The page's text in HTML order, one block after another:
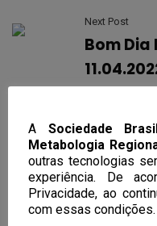
Next Post
Bom Dia
Notícias
A Sociedade
Metabologia
outras tecnologias
experiência. De
Privacidade, ao
com essas condições.